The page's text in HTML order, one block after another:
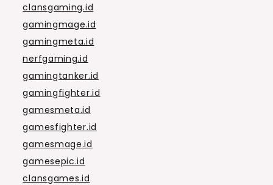
clansgaming.id
gamingmage.id
gamingmeta.id
nerfgaming.id
gamingtanker.id
gamingfighter.id
gamesmeta.id
gamesfighter.id
gamesmage.id
gamesepic.id
clansgames.id